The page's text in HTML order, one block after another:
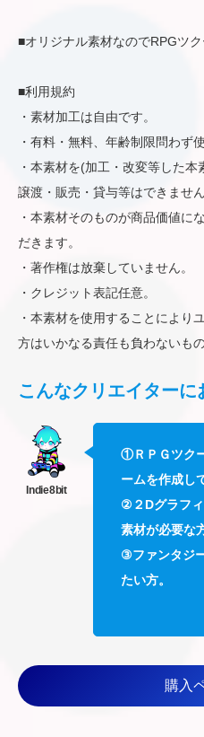
■オリジナル素材なのでRPGツ
■利用規約
・素材加工は自由です。
・有料・無料、年齢制限問わず
・本素材を(加工・改変等した
譲渡・販売・貸与等はできません
・本素材そのものが商品価値に
だきます。
・著作権は放棄していません。
・クレジット表記任意。
・本素材を使用することにより
方はいかなる責任も負わないもの
こんなクリエイターに
①ＲＰＧツク
ームを作成し
②２Dグラフ
素材が必要な
③ファンタジ
たい方。
購入